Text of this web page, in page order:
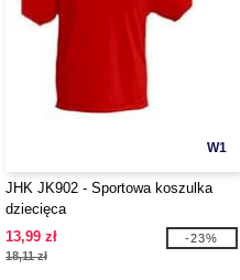
W1
JHK JK902 - Sportowa koszulka
dziecięca
13,99 zł
18,11 zł
-23%